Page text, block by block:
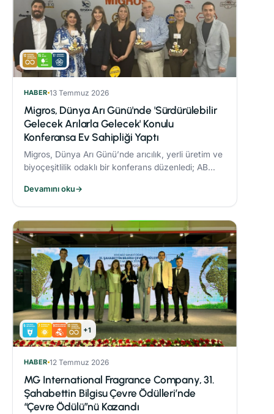
HABER 13 Temmuz 2026
Migros, Dünya Arı Günü'nde 'Sürdürülebilir
Gelecek Arılarla Gelecek' Konulu
Konferansa Ev Sahipliği Yaptı
Migros, Dünya Arı Günü’nde arıcılık, yerli üretim ve
biyoçeşitlilik odaklı bir konferans düzenledi; AB
çevre dostu üretim konuları ele alındı.
Devamını oku→
+1
HABER 12 Temmuz 2026
MG International Fragrance Company, 31.
Şahabettin Bilgisu Çevre Ödülleri’nde
“Çevre Ödülü”nü Kazandı